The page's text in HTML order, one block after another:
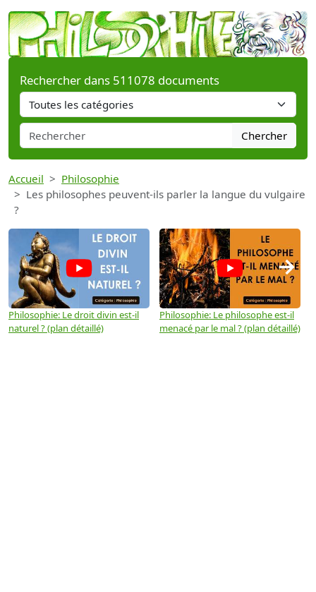
Rechercher dans 511078 documents
Chercher
Accueil
Philosophie
Les philosophes peuvent-ils parler la langue du vulgaire
?
Philosophie: Le droit divin est-il
naturel ? (plan détaillé)
Philosophie: Le philosophe est-il
menacé par le mal ? (plan détaillé)
→